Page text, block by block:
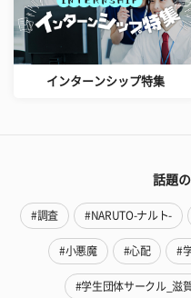
インターンシップ特集
話題
#調査 #NARUTO-ナルト-
#小悪魔 #心配 #
#学生団体サークル_滋